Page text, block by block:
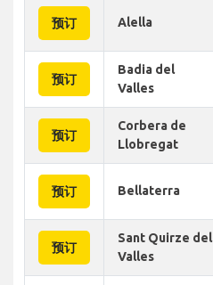
预订 Alella
预订
Badia del
Valles
预订
Corbera de
Llobregat
预订 Bellaterra
预订
Sant Quirze del
Valles